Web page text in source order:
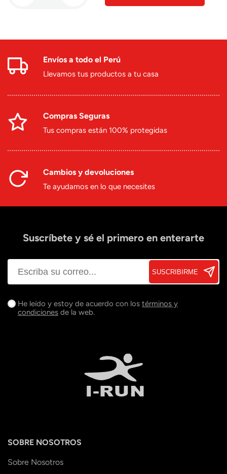
Envíos a todo el Perú
Llevamos tus productos a tu casa
Compras Seguras
Tus compras están 100% protegidas
Cambios y devoluciones
Te ayudamos en lo que necesites
Suscríbete y sé el primero en enterarte
SUSCRIBIRME
He leído y estoy de acuerdo con los términos y
condiciones de la web.
SOBRE NOSOTROS
Sobre Nosotros